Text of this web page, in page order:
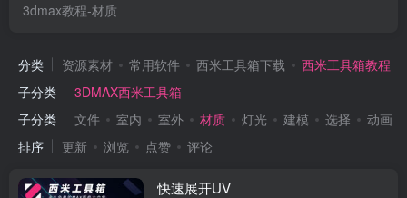
3dmax教程-材质
分类 资源素材 常用软件 西米工具箱下载
西米工具箱教程
子分类
3DMAX西米工具箱
子分类
文件 室内 室外 材质 灯光 建模 选择
动画
排序
更新 浏览 点赞 评论
快速展开UV